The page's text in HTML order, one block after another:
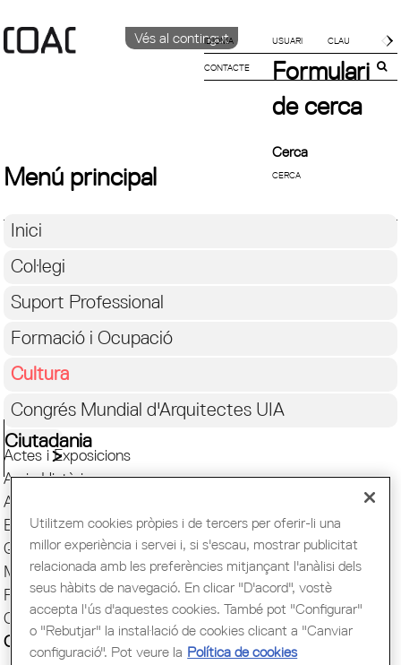
Vés al contingut
IDIOMA
CATALÀ
CONTACTE
Formulari
de cerca
Cerca
Menú principal
Inici
Col·legi
Suport Professional
Formació i Ocupació
Cultura
Congrés Mundial d'Arquitectes UIA
Ciutadania
Actes i Exposicions
Arxiu Històric
Arquitectura catalana
Biblioteca
Quaderns
Mostra d'Arquitectura
Premis Arquitec. Girona
Oficina del Paisatge
Centre Obert d'Arquitectura
Utilitzem cookies pròpies i de tercers per oferir-li una
millor experiència i servei i, si s'escau, mostrar publicitat
relacionada amb les preferències mitjançant l'anàlisi dels
seus hàbits de navegació. En clicar "D'acord", vostè
accepta l'ús d'aquestes cookies. També pot "Configurar"
o "Rebutjar" la instal·lació de cookies clicant a "Canviar
configuració". Pot veure la Política de cookies